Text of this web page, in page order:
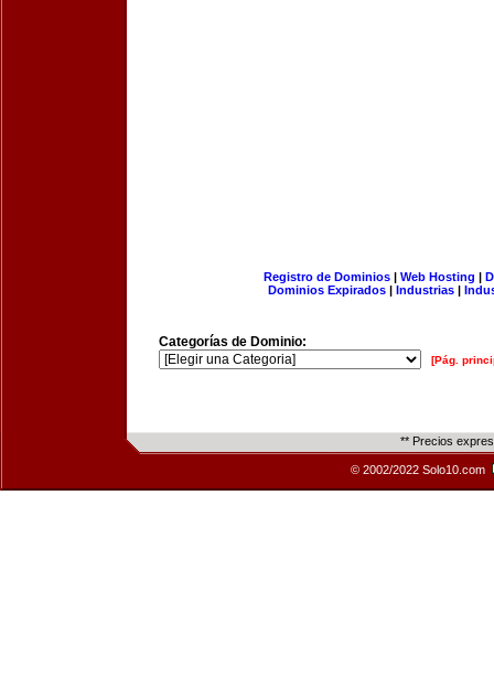
Registro de Dominios| Web Hosting |
Dominios Expirados | Industrias |
Categorías de Dominio:
[Pág.
** Precios
© 2002/2022 Solo10.com